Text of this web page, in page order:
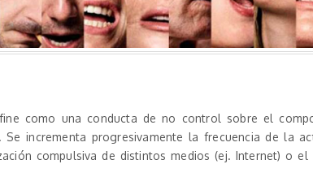
como una conducta de no control sobre el
Se incrementa progresivamente la frecuencia de la
compulsiva de distintos medios (ej. Internet) o